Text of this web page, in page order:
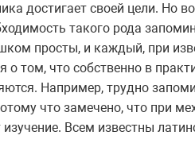
достигает своей цели. Но
такого рода
просты, и каждый, при
о том, что собственно в
Например, трудно
что замечено, что при
Всем известны